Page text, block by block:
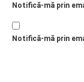
Notifică-mă prin
Notifică-mă prin